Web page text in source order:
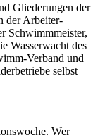
Gliederungen der
der Arbeiter-
Schwimmmeister,
Wasserwacht des
Verband und
selbst
Wer